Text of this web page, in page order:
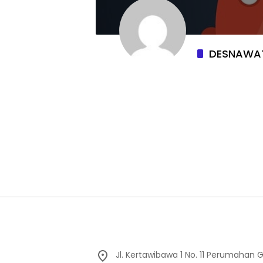
Jl. Kertawibawa 1 No. 11 Perumahan